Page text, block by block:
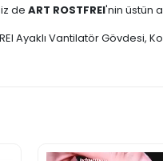
deART ROSTFREI'nin üstün
Ayaklı Vantilatör